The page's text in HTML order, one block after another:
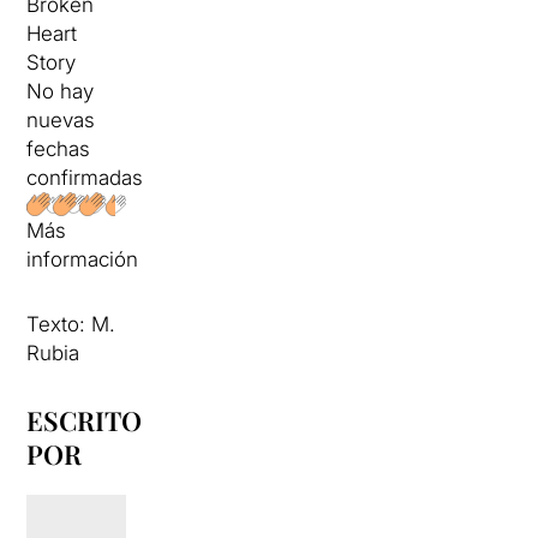
Heart
Story
No hay
nuevas
fechas
confirmadas
Más
información
Texto: M.
Rubia
ESCRITO
POR